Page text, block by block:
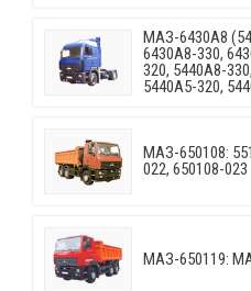
МАЗ-6430A8
6430A8-330,
320, 5440A8-
5440A5-320,
МАЗ-650108:
022, 650108-023
МАЗ-650119: